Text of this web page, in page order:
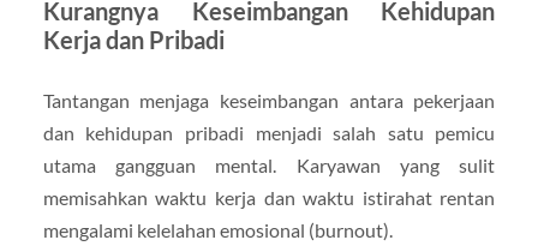
Kurangnya Keseimbangan Kehidupan
Kerja dan Pribadi
Tantangan menjaga keseimbangan antara pekerjaan
dan kehidupan pribadi menjadi salah satu pemicu
utama gangguan mental. Karyawan yang sulit
memisahkan waktu kerja dan waktu istirahat rentan
mengalami kelelahan emosional (burnout).